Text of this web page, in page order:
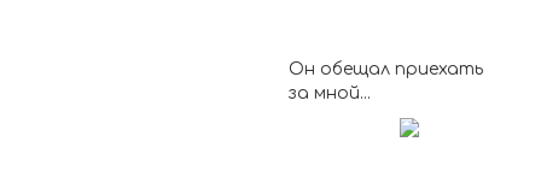
Он обещал приехать
за мной...